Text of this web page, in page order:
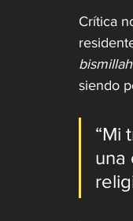
Crítica
bismillah
siendo
“Mi
una